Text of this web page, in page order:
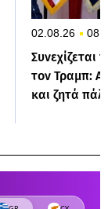
02.08.26
Συνεχίζεται
τον Τραμπ:
και ζητά